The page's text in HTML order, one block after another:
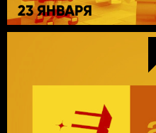
23 ЯНВАРЯ